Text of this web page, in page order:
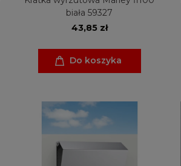
biała 59327
43,85 zł
Do koszyka